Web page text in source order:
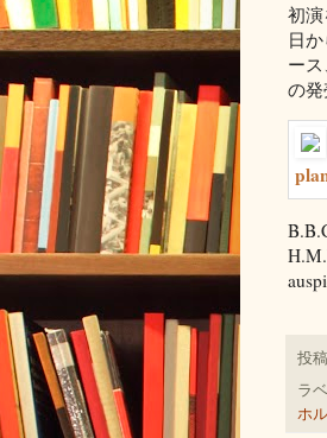
初
日
ー
の発
投
ラ
ホ